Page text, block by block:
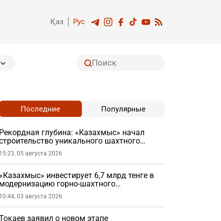
Қаз Рус
Последние Популярные
глубина: «Казахмыс» начал
уникального шахтного
05 августа 2026
инвестирует 6,7 млрд тенге в
горно-шахтного
03 августа 2026
заявил о новом этапе